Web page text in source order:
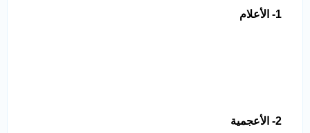
1- الأعلام
2- الأعجمية